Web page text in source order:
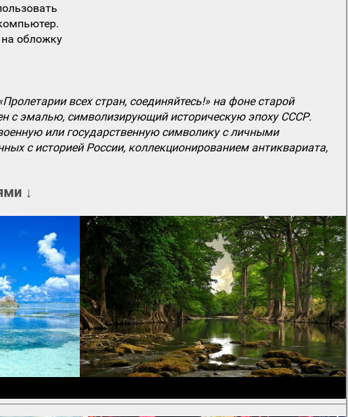
на обложку
всех стран, соединяйтесь!» на фоне старой
с эмалью, символизирующий историческую эпоху СССР.
или государственную символику с личными
с историей России, коллекционированием антиквариата,
↓